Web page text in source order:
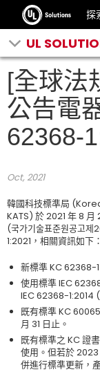
探
UL
[全球法
公告電
62368-
Oct, 2021
韓國科技標準局
KATS) 於 2021 年 8
(국가기술표준원공고
1:2021，相關資訊如下：
新標準 KC 62368-
使用標準 IEC
IEC 62368-1:2014
既有標準 KC
月 31 日止。
既有標準之 KC 證
使用。但若於 2023
併進行標準更新，